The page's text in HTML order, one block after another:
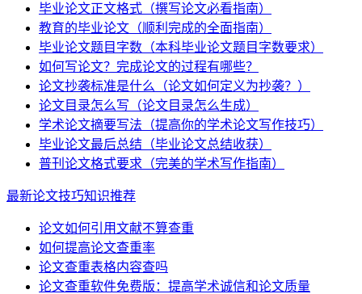
毕业论文正文格式（撰写论文必看指南）
教育的毕业论文（顺利完成的全面指南）
毕业论文题目字数（本科毕业论文题目字数要求）
如何写论文？完成论文的过程有哪些？
论文抄袭标准是什么（论文如何定义为抄袭？）
论文目录怎么写（论文目录怎么生成）
学术论文摘要写法（提高你的学术论文写作技巧）
毕业论文最后总结（毕业论文总结收获）
普刊论文格式要求（完美的学术写作指南）
最新论文技巧知识推荐
论文如何引用文献不算查重
如何提高论文查重率
论文查重表格内容查吗
论文查重软件免费版：提高学术诚信和论文质量